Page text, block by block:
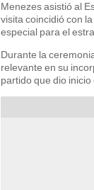
Menezes asistió al
visita coincidió con
especial para el
Durante la
relevante en su
partido que dio